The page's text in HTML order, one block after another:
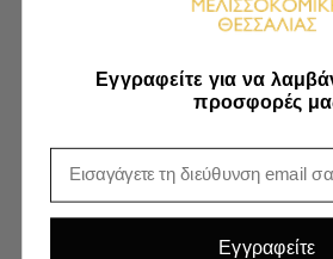
Εγγραφείτε για να
προσφορές
Email
Εγγραφείτε